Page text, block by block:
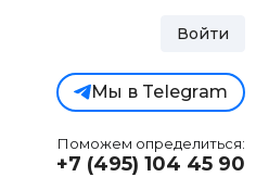
Войти
Мы в Telegram
Поможем определиться:
+7 (495) 104 45 90